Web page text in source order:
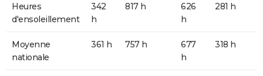
Heures
d'ensoleillement
342
h
817 h
626
h
281 h
Moyenne
nationale
361 h 757 h
677
h
318 h